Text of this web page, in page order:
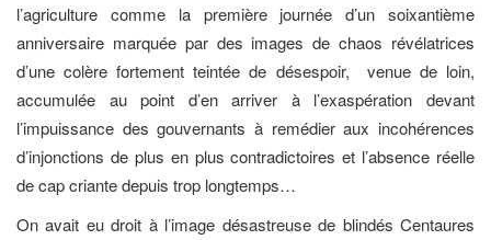
l’agriculture comme la première journée d’un soixantième
anniversaire marquée par des images de chaos révélatrices
d’une colère fortement teintée de désespoir, venue de loin,
accumulée au point d’en arriver à l’exaspération devant
l’impuissance des gouvernants à remédier aux incohérences
d’injonctions de plus en plus contradictoires et l’absence réelle
de cap criante depuis trop longtemps…
On avait eu droit à l’image désastreuse de blindés Centaures